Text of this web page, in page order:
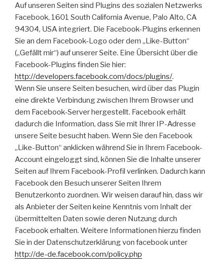
Auf unseren Seiten sind Plugins des sozialen Netzwerks
Facebook, 1601 South California Avenue, Palo Alto, CA
94304, USA integriert. Die Facebook-Plugins erkennen
Sie an dem Facebook-Logo oder dem „Like-Button“
(„Gefällt mir“) auf unserer Seite. Eine Übersicht über die
Facebook-Plugins finden Sie hier:
http://developers.facebook.com/docs/plugins/.
Wenn Sie unsere Seiten besuchen, wird über das Plugin
eine direkte Verbindung zwischen Ihrem Browser und
dem Facebook-Server hergestellt. Facebook erhält
dadurch die Information, dass Sie mit Ihrer IP-Adresse
unsere Seite besucht haben. Wenn Sie den Facebook
„Like-Button“ anklicken während Sie in Ihrem Facebook-
Account eingeloggt sind, können Sie die Inhalte unserer
Seiten auf Ihrem Facebook-Profil verlinken. Dadurch kann
Facebook den Besuch unserer Seiten Ihrem
Benutzerkonto zuordnen. Wir weisen darauf hin, dass wir
als Anbieter der Seiten keine Kenntnis vom Inhalt der
übermittelten Daten sowie deren Nutzung durch
Facebook erhalten. Weitere Informationen hierzu finden
Sie in der Datenschutzerklärung von facebook unter
http://de-de.facebook.com/policy.php